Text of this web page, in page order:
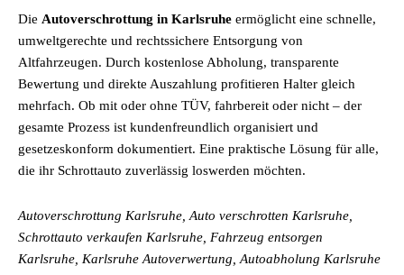
Die Autoverschrottung in Karlsruhe ermöglicht eine schnelle,
umweltgerechte und rechtssichere Entsorgung von
Altfahrzeugen. Durch kostenlose Abholung, transparente
Bewertung und direkte Auszahlung profitieren Halter gleich
mehrfach. Ob mit oder ohne TÜV, fahrbereit oder nicht – der
gesamte Prozess ist kundenfreundlich organisiert und
gesetzeskonform dokumentiert. Eine praktische Lösung für alle,
die ihr Schrottauto zuverlässig loswerden möchten.
Autoverschrottung Karlsruhe, Auto verschrotten Karlsruhe,
Schrottauto verkaufen Karlsruhe, Fahrzeug entsorgen
Karlsruhe, Karlsruhe Autoverwertung, Autoabholung Karlsruhe